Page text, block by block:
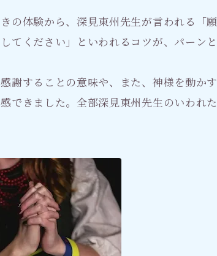
の体験から、深見東州先生が言われる「
てください」といわれるコツが、パーン
謝することの意味や、また、神様を動か
できました。全部深見東州先生のいわれ